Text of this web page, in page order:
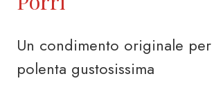
Un condimento originale
polenta gustosissima